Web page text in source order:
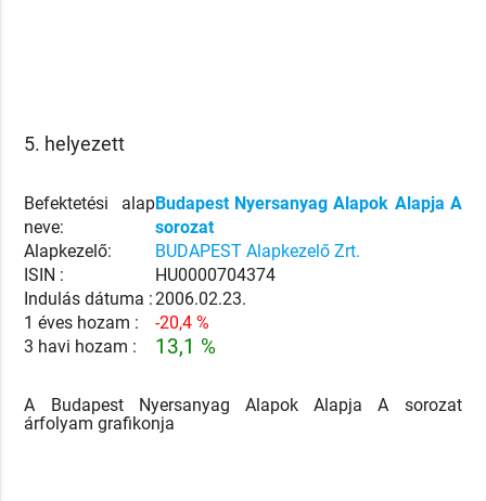
5. helyezett
Befektetési alap
neve:
Budapest Nyersanyag Alapok Alapja A
sorozat
Alapkezelő:
BUDAPEST Alapkezelő Zrt.
ISIN :
HU0000704374
Indulás dátuma :2006.02.23.
1 éves hozam :
-20,4 %
3 havi hozam :
13,1 %
A Budapest Nyersanyag Alapok Alapja A sorozat
árfolyam grafikonja